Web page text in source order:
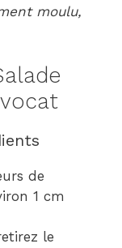
moulu,
de
1 cm
le